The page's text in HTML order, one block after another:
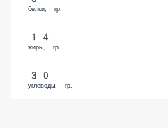
жиры, гр.
углеводы, гр.